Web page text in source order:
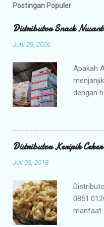
Postingan Populer
Distributor Snack
Juni 29, 2026
Apakah
dengan
jajanan
kami
Distributor Keripik
Juli 03, 2018
manfaat